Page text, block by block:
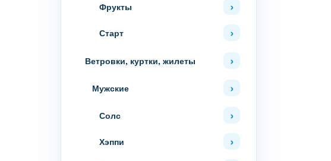
Фрукты
Старт
Ветровки, куртки, жилеты
Мужские
Солс
Хэппи